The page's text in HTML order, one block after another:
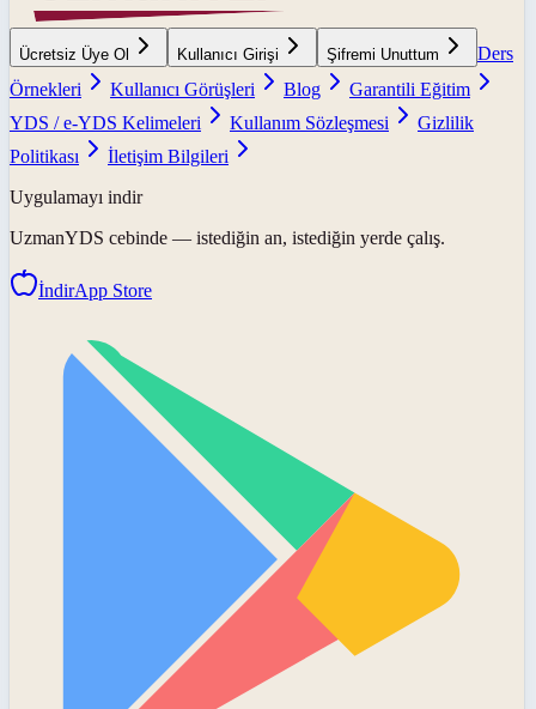
Ücretsiz Üye Ol Kullanıcı Girişi Şifremi Unuttum
Ders
Örnekleri
Kullanıcı Görüşleri Blog
Garantili Eğitim
YDS / e-YDS Kelimeleri
Kullanım Sözleşmesi
Gizlilik
Politikası
İletişim Bilgileri
Uygulamayı indir
UzmanYDS cebinde — istediğin an, istediğin yerde çalış.
İndirApp Store